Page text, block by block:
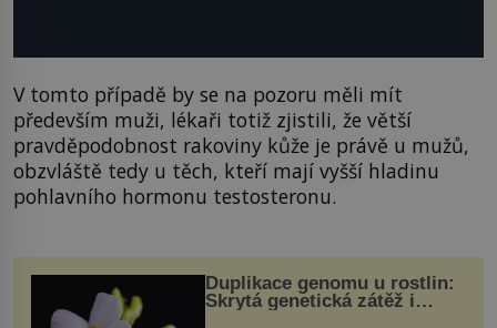
V tomto případě by se na pozoru měli mít
především muži, lékaři totiž zjistili, že větší
pravděpodobnost rakoviny kůže je právě u mužů,
obzvláště tedy u těch, kteří mají vyšší hladinu
pohlavního hormonu testosteronu.
Duplikace genomu u rostlin:
Skrytá genetická zátěž i